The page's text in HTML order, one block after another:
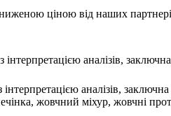
аналізів,
аналізів,
жовчний міхур, жовчні
ціною від наших